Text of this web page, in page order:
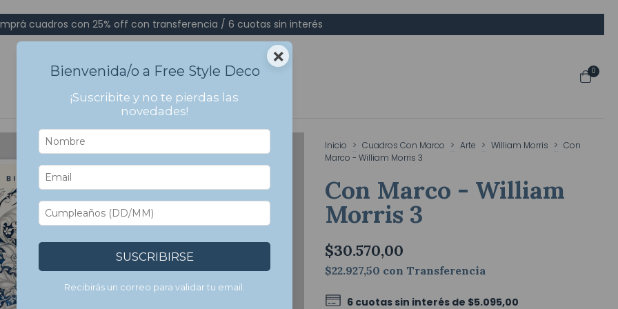
cuadros con 25% off con transferencia / 6 cuotas sin interés
0
Inicio > Cuadros Con Marco > Arte > William Morris > Con
Marco - William Morris 3
Con Marco - William
Morris 3
$30.570,00
$22.927,50 con Transferencia
6 cuotas sin interés de $5.095,00
×
Bienvenida/o a Free Style Deco
¡Suscribite y no te pierdas las
novedades!
SUSCRIBIRSE
Recibirás un correo para validar tu email.